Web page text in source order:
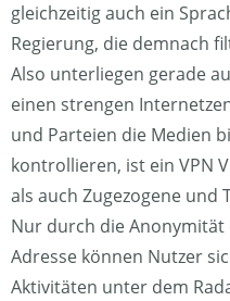
gleichzeitig auch ein
Regierung, die demnach
Also unterliegen gerade
einen strengen
und Parteien die Medien
kontrollieren, ist ein VPN
als auch Zugezogene und
Nur durch die
Adresse können Nutzer
Aktivitäten unter dem